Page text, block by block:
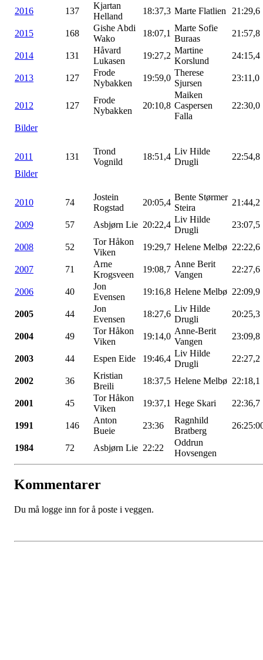
2016 137
Kjartan
Helland
18:37,3 Marte Flatlien 21:29,6
2015 168
Gishe Abdi
Wako
18:07,1
Marte Sofie
Buraas
21:57,8
2014 131
Håvard
Lukasen
19:27,2
Martine
Korslund
24:15,4
2013 127
Frode
Nybakken
19:59,0
Therese
Sjursen
23:11,0
2012 127
Frode
Nybakken
20:10,8
Maiken
Caspersen
Falla
22:30,0
Bilder
2011 131
Trond
Vognild
18:51,4
Liv Hilde
Drugli
22:54,8
Bilder
2010 74
Jostein
Rogstad
20:05,4
Bente Størmer
Steira
21:44,2
2009 57 Asbjørn Lie 20:22,4
Liv Hilde
Drugli
23:07,5
2008 52
Tor Håkon
Viken
19:29,7 Helene Melbø 22:22,6
2007 71
Arne
Krogsveen
19:08,7
Anne Berit
Vangen
22:27,6
2006 40
Jon
Evensen
19:16,8 Helene Melbø 22:09,9
2005 44
Jon
Evensen
18:27,6
Liv Hilde
Drugli
20:25,3
2004 49
Tor Håkon
Viken
19:14,0
Anne-Berit
Vangen
23:09,8
2003 44 Espen Eide 19:46,4
Liv Hilde
Drugli
22:27,2
2002 36
Kristian
Breili
18:37,5 Helene Melbø 22:18,1
2001 45
Tor Håkon
Viken
19:37,1 Hege Skari 22:36,7
1991 146
Anton
Bueie
23:36
Ragnhild
Bratberg
1984 72 Asbjørn Lie 22:22
Oddrun
Hovsengen
Kommentarer
Du må logge inn for å poste i veggen.